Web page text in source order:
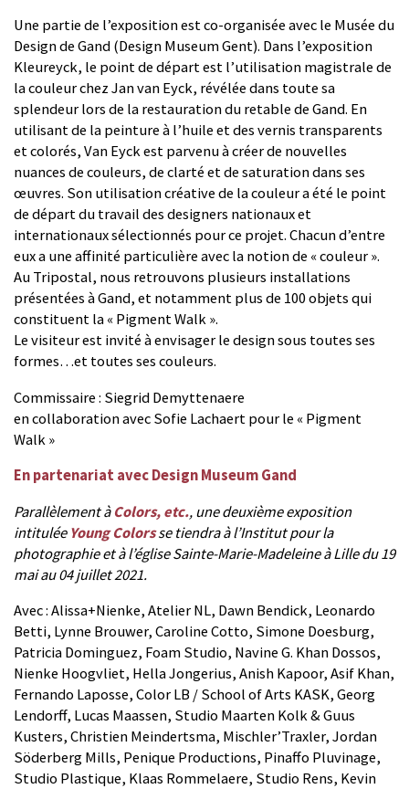
Une partie de l’exposition est co-organisée avec le Musée du
Design de Gand (Design Museum Gent). Dans l’exposition
Kleureyck, le point de départ est l’utilisation magistrale de
la couleur chez Jan van Eyck, révélée dans toute sa
splendeur lors de la restauration du retable de Gand. En
utilisant de la peinture à l’huile et des vernis transparents
et colorés, Van Eyck est parvenu à créer de nouvelles
nuances de couleurs, de clarté et de saturation dans ses
œuvres. Son utilisation créative de la couleur a été le point
de départ du travail des designers nationaux et
internationaux sélectionnés pour ce projet. Chacun d’entre
eux a une affinité particulière avec la notion de « couleur ».
Au Tripostal, nous retrouvons plusieurs installations
présentées à Gand, et notamment plus de 100 objets qui
constituent la « Pigment Walk ».
Le visiteur est invité à envisager le design sous toutes ses
formes…et toutes ses couleurs.
Commissaire : Siegrid Demyttenaere
en collaboration avec Sofie Lachaert pour le « Pigment
Walk »
En partenariat avec Design Museum Gand
Parallèlement àColors, etc., une deuxième exposition
intituléeYoung Colorsse tiendra à l’Institut pour la
photographie et à l’église Sainte-Marie-Madeleine à Lille du 19
mai au 04 juillet 2021.
Avec : Alissa+Nienke, Atelier NL, Dawn Bendick, Leonardo
Betti, Lynne Brouwer, Caroline Cotto, Simone Doesburg,
Patricia Dominguez, Foam Studio, Navine G. Khan Dossos,
Nienke Hoogvliet, Hella Jongerius, Anish Kapoor, Asif Khan,
Fernando Laposse, Color LB / School of Arts KASK, Georg
Lendorff, Lucas Maassen, Studio Maarten Kolk & Guus
Kusters, Christien Meindertsma, Mischler’Traxler, Jordan
Söderberg Mills, Penique Productions, Pinaffo Pluvinage,
Studio Plastique, Klaas Rommelaere, Studio Rens, Kevin